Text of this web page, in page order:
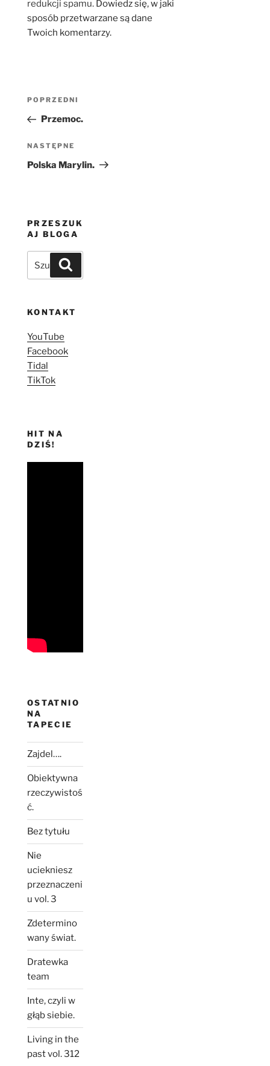
redukcji spamu. Dowiedz się, w jaki
sposób przetwarzane są dane
Twoich komentarzy.
Nawigacja
Poprzedni
wpis
POPRZEDNI
Przemoc.
Następny
wpis
NASTĘPNE
Polska Marylin.
PRZESZUK
AJ BLOGA
Szukaj:
KONTAKT
YouTube
Facebook
Tidal
TikTok
HIT NA
DZIŚ!
OSTATNIO
NA
TAPECIE
Zajdel….
Obiektywna
rzeczywistoś
ć.
Bez tytułu
Nie
uciekniesz
przeznaczeni
u vol. 3
Zdetermino
wany świat.
Dratewka
team
Inte, czyli w
głąb siebie.
Living in the
past vol. 312